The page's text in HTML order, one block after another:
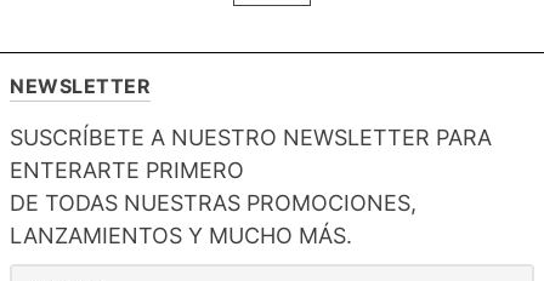
NEWSLETTER
SUSCRÍBETE A NUESTRO NEWSLETTER PARA
ENTERARTE PRIMERO
DE TODAS NUESTRAS PROMOCIONES,
LANZAMIENTOS Y MUCHO MÁS.